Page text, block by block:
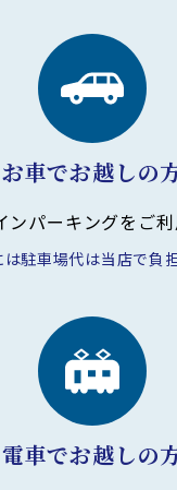
お車でお越しの
ンパーキングを ご
駐車場代は当店で負
電車でお越しの